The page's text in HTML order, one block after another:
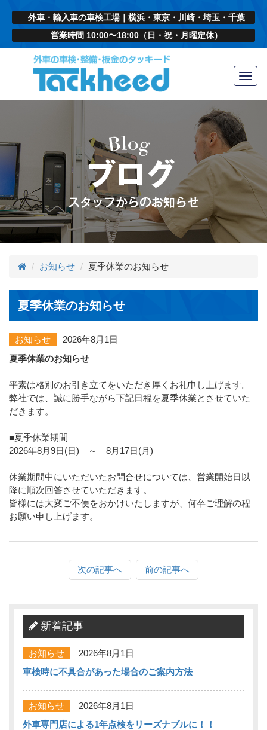
外車・輸入車の車検工場｜横浜・東京・川崎・埼玉・千葉
営業時間 10:00〜18:00（日・祝・月曜定休）
お知らせ 夏季休業のお知らせ
夏季休業のお知らせ
お知らせ
2026年8月1日
夏季休業のお知らせ
平素は格別のお引き立てをいただき厚くお礼申し上げます。
弊社では、誠に勝手ながら下記日程を夏季休業とさせていた
だきます。
■夏季休業期間
2026年8月9日(日) ～ 8月17日(月)
休業期間中にいただいたお問合せについては、営業開始日以
降に順次回答させていただきます。
皆様には大変ご不便をおかけいたしますが、何卒ご理解の程
お願い申し上げます。
次の記事へ 前の記事へ
新着記事
お知らせ
2026年8月1日
車検時に不具合があった場合のご案内方法
お知らせ
2026年8月1日
外車専門店による1年点検をリーズナブルに！！